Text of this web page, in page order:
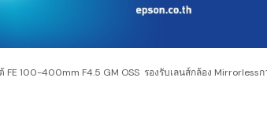
100-400mm F4.5 GM OSS รองรับเลนส์กล้อง Mirrorless